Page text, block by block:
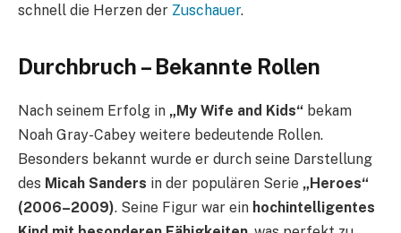
schnell die Herzen der Zuschauer.
Durchbruch – Bekannte Rollen
Nach seinem Erfolg in „My Wife and Kids“ bekam
Noah Gray-Cabey weitere bedeutende Rollen.
Besonders bekannt wurde er durch seine Darstellung
des Micah Sanders in der populären Serie „Heroes“
(2006–2009). Seine Figur war ein hochintelligentes